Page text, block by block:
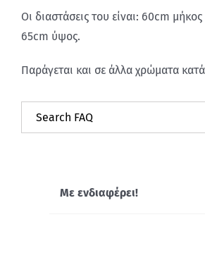
Οι διαστάσεις του είναι: 60cm
65cm ύψος.
Παράγεται και σε άλλα χρώματα
Με ενδιαφέρει!